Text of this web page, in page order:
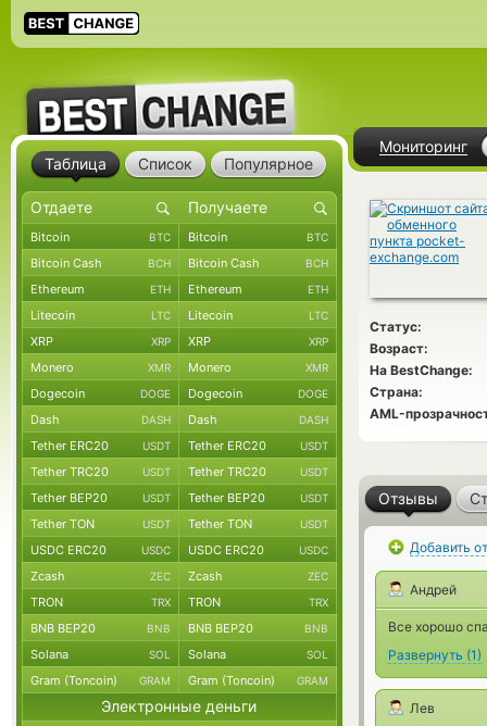
Мониторинг
Статус:
Возраст:
На BestChange:
Страна:
AML-
Отзывы
Добавить
Андрей
Все хорошо
Развернуть (1)
Лев
Таблица Список Популярное
Bitcoin BTC Bitcoin BTC
Bitcoin Cash BCH Bitcoin Cash BCH
Ethereum ETH Ethereum ETH
Litecoin LTC Litecoin LTC
XRP XRP XRP XRP
Monero XMR Monero XMR
Dogecoin DOGE Dogecoin DOGE
Dash DASH Dash DASH
Tether ERC20 USDT Tether ERC20 USDT
Tether TRC20 USDT Tether TRC20 USDT
Tether BEP20 USDT Tether BEP20 USDT
Tether TON USDT Tether TON USDT
USDC ERC20 USDC USDC ERC20 USDC
Zcash ZEC Zcash ZEC
TRON TRX TRON TRX
BNB BEP20 BNB BNB BEP20 BNB
Solana SOL Solana SOL
Gram (Toncoin) GRAM Gram (Toncoin) GRAM
Электронные деньги